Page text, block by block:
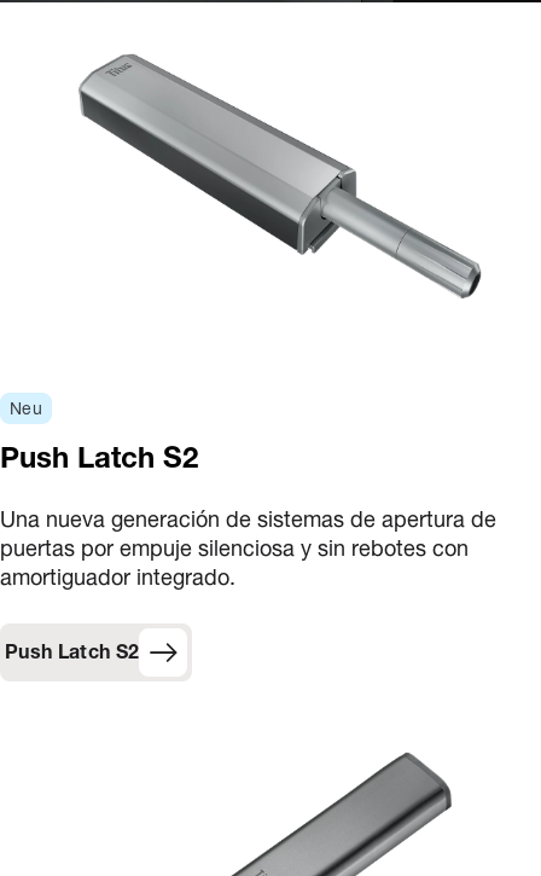
Neu
Push Latch S2
Una nueva generación de sistemas de apertura de
puertas por empuje silenciosa y sin rebotes con
amortiguador integrado.
Push Latch S2